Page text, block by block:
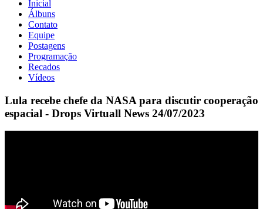
Inicial
Álbuns
Contato
Equipe
Postagens
Programação
Recados
Vídeos
Lula recebe chefe da NASA para discutir cooperação
espacial - Drops Virtuall News 24/07/2023